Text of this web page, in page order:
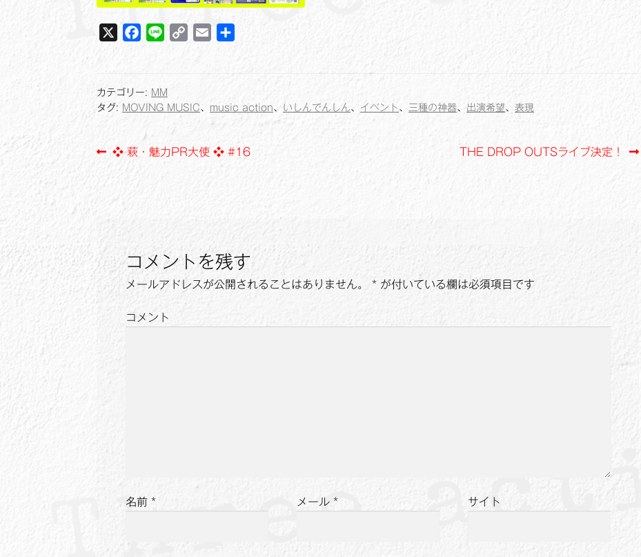
X
b
e
C
L
k
l
カテゴリー: MM
タグ: MOVING MUSIC、 music action、 いしんでんしん、 イベント 、 三種の神器、 出演希望、表現
投
稿
ビ
ゲ
ー
ョ
ン
前
の
稿:
❖ 萩・魅力PR大使 ❖ #16
次
THE DROP OUTSライブ決定！
コメントを残す
メールアドレスが公開されることはありません。 *が付いている欄は必須項目です
コメント
名前 * メール * サイト